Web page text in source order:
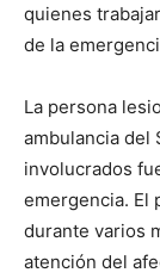
quienes
de la
La persona
ambulancia del
involucrados
emergencia. El
durante varios
atención del